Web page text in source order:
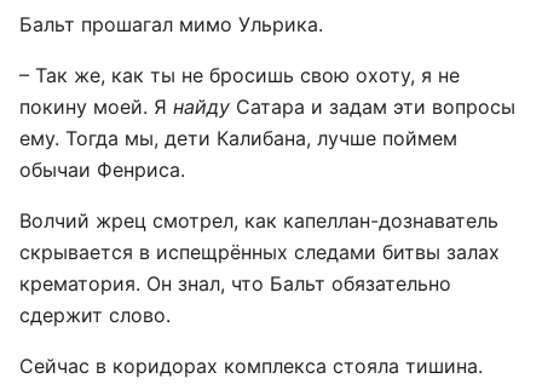
Бальт прошагал мимо Ульрика.
– Так же, как ты не бросишь свою охоту, я не
покину моей. Я найду Сатара и задам эти вопросы
ему. Тогда мы, дети Калибана, лучше поймем
обычаи Фенриса.
Волчий жрец смотрел, как капеллан-дознаватель
скрывается в испещрённых следами битвы залах
крематория. Он знал, что Бальт обязательно
сдержит слово.
Сейчас в коридорах комплекса стояла тишина.